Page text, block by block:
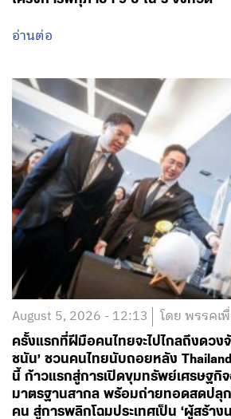
อ่านต่อ
August 5, 2026 - 12:13 โดย พรรคเ
ครั้งแรกที่ฝีมือคนไทยจะไปไกลถึงดวง
ชนัน’ ชวนคนไทยนับถอยหลัง
นี้ ก้าวแรกสู่การเปิดขุมทรัพย์เศรษฐกิ
มาตรฐานสากล พร้อมถ่ายทอดสดปลุ
คน สู่การพลิกโฉมประเทศเป็น ‘ผู้สร้าง